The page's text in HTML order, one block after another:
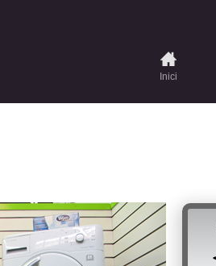
Inici